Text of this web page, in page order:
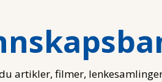
artikler, filmer,